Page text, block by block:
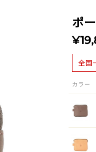
ポ
全国
カラー